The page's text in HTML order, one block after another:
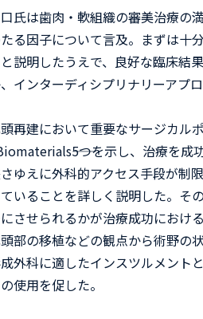
氏は歯肉・軟組織の審美治療の
る因子について言及。まずは十
説明したうえで、良好な臨床結
インターディシプリナリーアプ
再建において重要なサージカル
つを示し、治療を
ゆえに外科的アクセス手段が制
いることを詳しく説明した。そ
させられるかが治療成功におけ
部の移植などの観点から術野の
外科に適したインスツルメント
使用を促した。